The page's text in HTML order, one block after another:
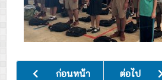
เนื้อหาก่อนหน้า: กิจกรรมค่ายโครง
ก่อนหน้า เนื้อหาถัดไ
ต่อไป